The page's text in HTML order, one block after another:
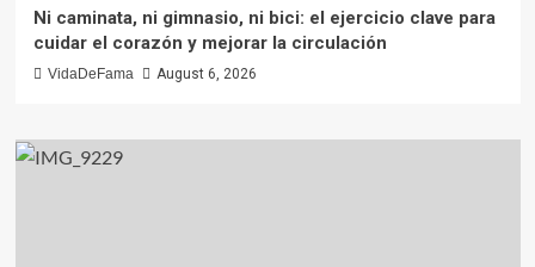
Ni caminata, ni gimnasio, ni bici: el ejercicio clave para
cuidar el corazón y mejorar la circulación
VidaDeFama August 6, 2026